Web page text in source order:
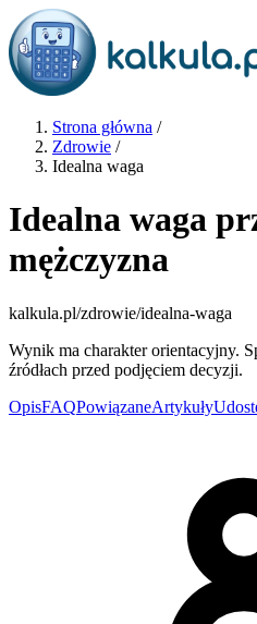
Strona główna /
Zdrowie /
Idealna waga
Idealna waga
mężczyzna
kalkula.pl/zdrowie/idealna-waga
Wynik ma charakter orientacyjny.
źródłach przed podjęciem decyzji.
OpisFAQPowiązaneArtykuły